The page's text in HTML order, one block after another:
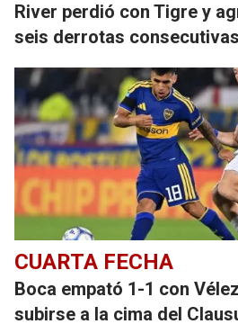
River perdió con Tigre y
seis derrotas consecutivas
CUARTA FECHA
Boca empató 1-1 con
subirse a la cima del